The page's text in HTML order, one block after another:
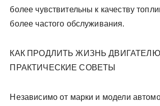
более чувствительны к качеству
более частого обслуживания.
КАК ПРОДЛИТЬ ЖИЗНЬ
ПРАКТИЧЕСКИЕ СОВЕТЫ
Независимо от марки и модели